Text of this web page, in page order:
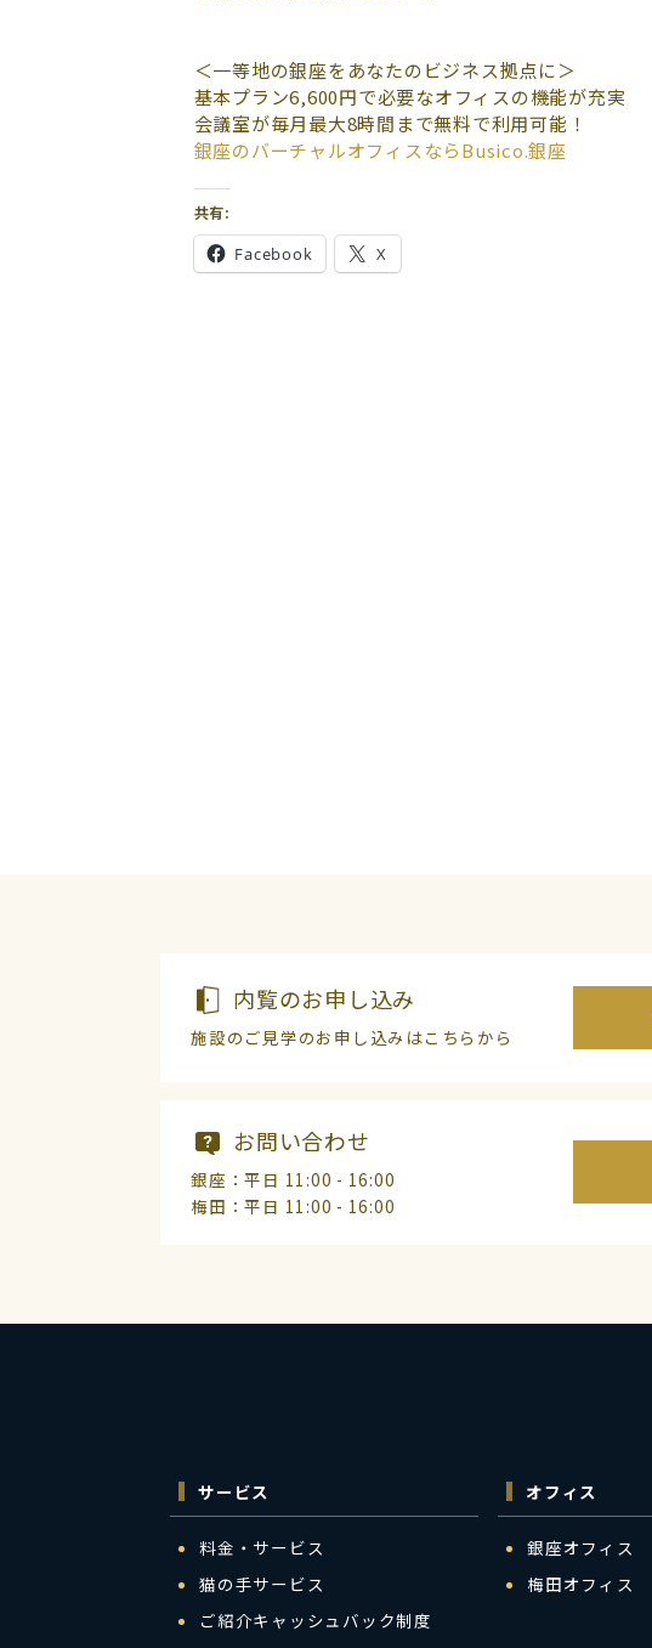
＜一等地の銀座をあなたのビジネス拠点に＞
基本プラン6,600円で必要なオフィスの機能が充実
会議室が毎月最大8時間まで無料で利用可能！
銀座のバーチャルオフィスならBusico.銀座
共有:
Facebook X
内覧のお申し込み
施設のご見学のお申し込みはこちらから
お問い合わせ
銀座：平日 11:00 - 16:00
梅田：平日 11:00 - 16:00
サービス
料金・サービス
猫の手サービス
ご紹介キャッシュバック制度
オフィス
銀座オフィス
梅田オフィス